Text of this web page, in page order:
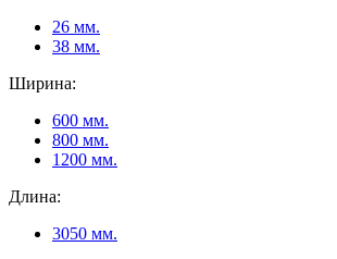
26 мм.
38 мм.
Ширина:
600 мм.
800 мм.
1200 мм.
Длина:
3050 мм.